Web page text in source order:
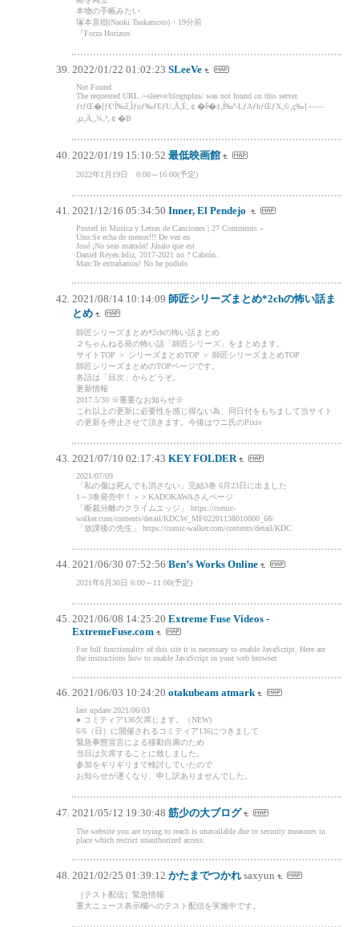
本物の手帳みたい
塚本直樹(Naoki Tsukamoto)・19分前
『Forza Horizon
2022/01/22 01:02:23 SLeeVe
Not Found
The requested URL /~sleeve/blognplus/ was not found on this server.
ƒtƒŒ�[ƒ€‘Î‰ž‚Ìƒuƒ‰ƒEƒU‚Å‚È‚￠�ê�‡‚Í‰º‹LƒAƒhƒŒƒX‚©‚ç‰{——
‚µ‚Ä‚­‚¾‚³‚￠�B
2022/01/19 15:10:52 最低映画館
2022年1月19日 0:00～16:00(予定)
2021/12/16 05:34:50 Inner, El Pendejo
Posted in Musica y Letras de Canciones | 27 Comments »
Uno:Se echa de menos!!! De vez en
José:¡No seas mamón! Júralo que est
Daniel Reyes:feliz, 2017-2021 no ? Cabrón..
Max:Te extrañamos! No he podido
2021/08/14 10:14:09 師匠シリーズまとめ*2chの怖い話ま
とめ
師匠シリーズまとめ*2chの怖い話まとめ
２ちゃんねる発の怖い話「師匠シリーズ」をまとめます。
サイトTOP ＞ シリーズまとめTOP ＞ 師匠シリーズまとめTOP
師匠シリーズまとめのTOPページです。
各話は「目次」からどうぞ。
更新情報
2017.5/30 ※重要なお知らせ※
これ以上の更新に必要性を感じ得ない為、同日付をもちまして当サイト
の更新を停止させて頂きます。今後はウニ氏のPixiv
2021/07/10 02:17:43 KEY FOLDER
2021/07/09
「私の傷は死んでも消さない」完結3巻 6月23日に出ました
1～3巻発売中！＞＞KADOKAWAさんページ
「断裁分離のクライムエッジ」 https://comic-
walker.com/contents/detail/KDCW_MF02201138010000_68/
「放課後の先生」 https://comic-walker.com/contents/detail/KDC
2021/06/30 07:52:56 Ben’s Works Online
2021年6月30日 6:00～11:00(予定)
2021/06/08 14:25:20 Extreme Fuse Videos -
ExtremeFuse.com
For full functionality of this site it is necessary to enable JavaScript. Here are
the instructions how to enable JavaScript in your web browser.
2021/06/03 10:24:20 otakubeam atmark
last update 2021/06/03
● コミティア136欠席します。（NEW)
6/6（日）に開催されるコミティア136につきまして
緊急事態宣言による移動自粛のため
当日は欠席することに致しました。
参加をギリギリまで検討していたので
お知らせが遅くなり、申し訳ありませんでした。
2021/05/12 19:30:48 筋少の大ブログ
The website you are trying to reach is unavailable due to security measures in
place which restrict unauthorized access.
2021/02/25 01:39:12 かたまでつかれ saxyun
［テスト配信］緊急情報
重大ニュース表示欄へのテスト配信を実施中です。